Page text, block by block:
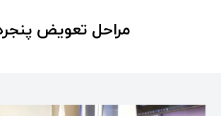
مراحل تعویض